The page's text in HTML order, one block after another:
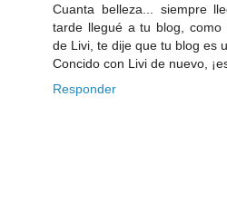
Cuanta belleza... siempre
tarde llegué a tu blog,
de Livi, te dije que tu blog es
Concido con Livi de nuevo,
Responder